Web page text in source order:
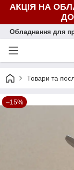
АКЦІЯ НА
ДО
Обладнання для
Товари та
–15%